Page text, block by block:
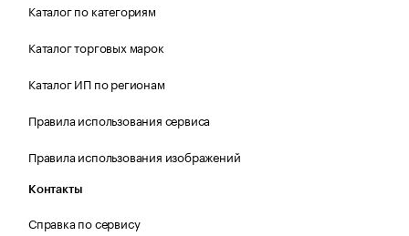
Каталог по категориям
Каталог торговых марок
Каталог ИП по регионам
Правила использования сервиса
Правила использования изображений
Контакты
Справка по сервису